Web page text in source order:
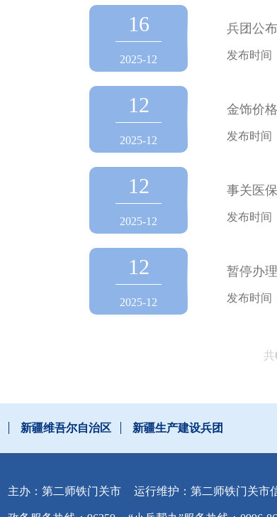
16
2025-12
兵团公
发布时间
12
2025-12
金饰价
发布时间
12
2025-12
事关医
发布时间
12
2025-12
暂停办
发布时间
共
新疆维吾尔自治区 新疆生产建设兵团
主办：第二师铁门关市 运行维护：第二师铁门关市